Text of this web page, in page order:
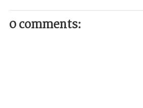
0 comments: